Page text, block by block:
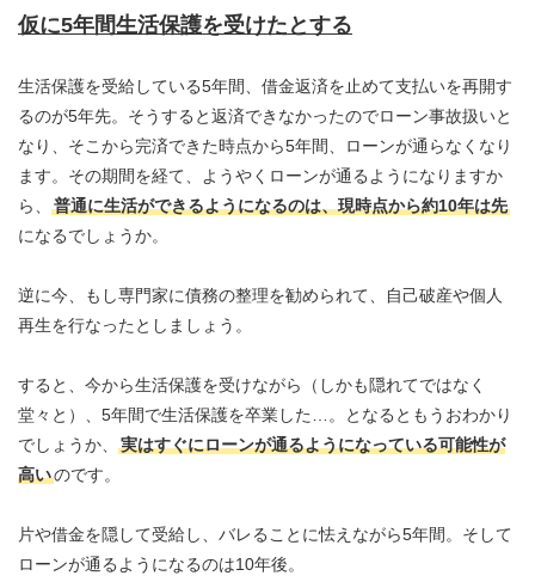
仮に5年間生活保護を受けたとする
生活保護を受給している5年間、借金返済を止めて支払いを再開す
るのが5年先。そうすると返済できなかったのでローン事故扱いと
なり、そこから完済できた時点から5年間、ローンが通らなくなり
ます。その期間を経て、ようやくローンが通るようになりますか
ら、
普通に生活ができるようになるのは、現時点から約10年は先
になるでしょうか。
逆に今、もし専門家に債務の整理を勧められて、自己破産や個人
再生を行なったとしましょう。
すると、今から生活保護を受けながら（しかも隠れてではなく
堂々と）、5年間で生活保護を卒業した…。となるともうおわかり
でしょうか、
実はすぐにローンが通るようになっている可能性が
高いのです。
片や借金を隠して受給し、バレることに怯えながら5年間。そして
ローンが通るようになるのは10年後。